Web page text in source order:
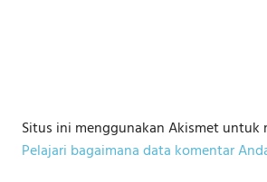
Situs ini menggunakan Akismet untuk
Pelajari bagaimana data komentar